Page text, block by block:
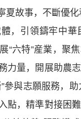
故事，不斷優化
，引領鑄牢中
“六特”産業，聚
力量，開展助農
與志願服務，助
點，精準對接困